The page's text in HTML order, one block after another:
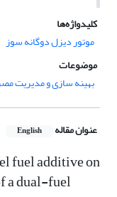
کلیدواژه‌ها
موتور دیزل دوگانه سوز
موضوعات
بهینه سازی و مدیریت
عنوان مقاله English
fuel additive on
a dual-fuel